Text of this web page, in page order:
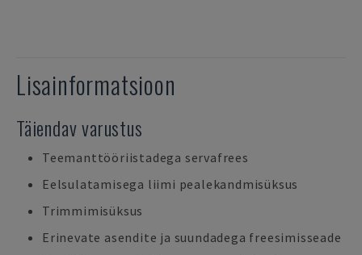
Lisainformatsioon
Täiendav varustus
Teemanttööriistadega servafrees
Eelsulatamisega liimi pealekandmisüksus
Trimmimisüksus
Erinevate asendite ja suundadega freesimisseade